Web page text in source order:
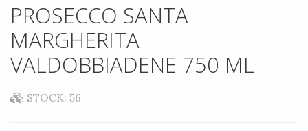
PROSECCO SANTA
MARGHERITA
VALDOBBIADENE 750 ML
STOCK: 56